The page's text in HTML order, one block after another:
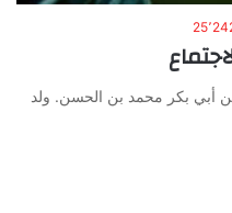
أبي بكر محمد بن الحسن. ولد